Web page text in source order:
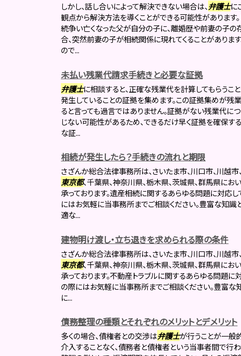
しかし、話し合いによって解決できない場合は、弁護士に
観点から解決方法を導くことができる可能性がありま
続争い亡くなった父が自分の子に、離婚歴や前妻の子
合、突然前妻の子が相続関係に現れてくることがありま
ので...
未払い残業代請求手続きと必要な証拠
弁護士に相談すると、正確な残業代を計算してもらうこ
発生していることの証拠を集めます。この証拠集めが残
ると言っても過言ではありません。証拠がない残業代に
じない可能性があるため、できるだけ早く証拠を確保す
な証...
相続が発生したら？手続きの流れと期限
さざんか総合法律事務所は、さいたま市、川口市、川越市
東京都、千葉県、神奈川県、栃木県、茨城県、群馬県にお
承っております。遺産相続に関するあらゆる問題に対応し
にはお気軽に当事務所までご相談ください。豊富な知識
適な...
建物明け渡し・立ち退きを求められる際の条件
さざんか総合法律事務所は、さいたま市、川口市、川越市
東京都、千葉県、神奈川県、栃木県、茨城県、群馬県にお
承っております。不動産トラブルに関するあらゆる問題に
の際にはお気軽に当事務所までご相談ください。豊富な
に...
債務整理の種類とそれぞれのメリットとデメリット
多くの場合、債権者との交渉は弁護士が行うことが一般
介入することなく、債務者と債権者という当事者間で行